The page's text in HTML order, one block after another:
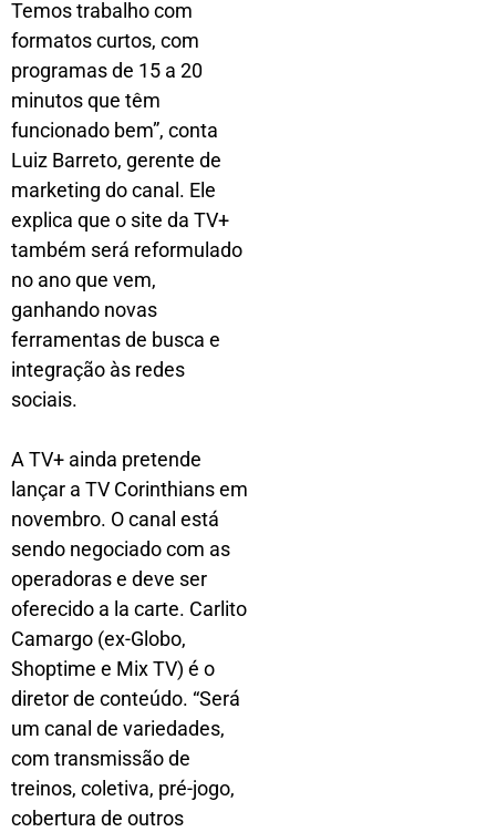
Temos trabalho com
formatos curtos, com
programas de 15 a 20
minutos que têm
funcionado bem”, conta
Luiz Barreto, gerente de
marketing do canal. Ele
explica que o site da TV+
também será reformulado
no ano que vem,
ganhando novas
ferramentas de busca e
integração às redes
sociais.
A TV+ ainda pretende
lançar a TV Corinthians em
novembro. O canal está
sendo negociado com as
operadoras e deve ser
oferecido a la carte. Carlito
Camargo (ex-Globo,
Shoptime e Mix TV) é o
diretor de conteúdo. “Será
um canal de variedades,
com transmissão de
treinos, coletiva, pré-jogo,
cobertura de outros